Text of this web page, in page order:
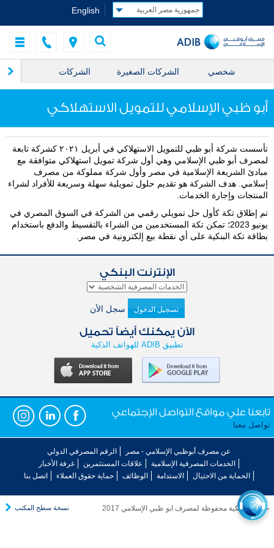
English
الشركات الشركات الصغيرة شخصي
أبو ظبي الإسلامي للتمويل الاستهلاكي
تأسست شركة أبو ظبي للتمويل الاستهلاكي في أبريل ٢٠٢١ كشركة تابعة
لمصرف أبو ظبي الإسلامي وهي أول شركة تمويل استهلاكي متوافقة مع
مبادئ الشريعة الإسلامية في مصر وأول شركة مملوكة من مصرف
إسلامي. هدف الشركة هو تقديم حلول تمويلية سهلة وسريعة للأفراد لشراء
المنتجات وإجارة الخدمات.
تم إطلاق تكة كأول حل تمويلي رقمي من الشركة في السوق المصري في
يونيو 2023؛ تمكن تكة المستخدمين من الشراء بالتقسيط والدفع باستخدام
بطاقة تكة البنكية على أي نقطة بيع إلكترونية في مصر.
الإنترنت البنكي
تسجيل الدخول سجل الأن
الآن يمكنك أيضاً تحميل
تطبيق ADIB للهواتف الذكية
تابعنا علي مواقع التواصل الإجتماعي
تواصل معنا
عن مصرف أبوظبي الإسلامي - مصر
الرقم المصرفي الدولي
الخدمات المصرفية الإسلامية
علاقات المستثمرين
غرفة الأخبار
الحماية من الاحتيال
الاستدامة الوظائف حماية حقوق العملاء اتصل بنا
حقوق الملكية محفوظة لمصرف ابو ظبي الإسلامي 2017 نسخة سطح المكتب